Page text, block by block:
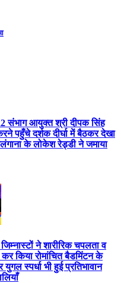
संभाग आयुक्त श्री दीपक सिंह
पहुँचे दर्शक दीर्घा में बैठकर देखा
के लोकेश रेड्डी ने जमाया
ने शारीरिक चपलता व
किया रोमांचित बैडमिंटन के
स्पर्धा भी हुई प्रतिभावान